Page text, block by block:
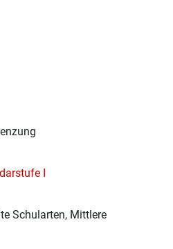
I
Schularten, Mittlere